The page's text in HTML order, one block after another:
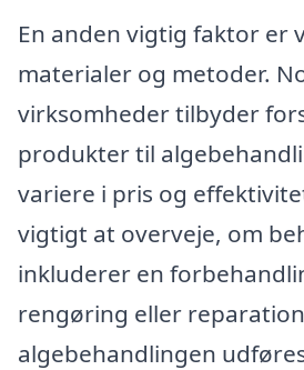
En anden vigtig faktor er
materialer og metoder.
virksomheder tilbyder
produkter til
variere i pris og
vigtigt at overveje, om
inkluderer en
rengøring eller
algebehandlingen